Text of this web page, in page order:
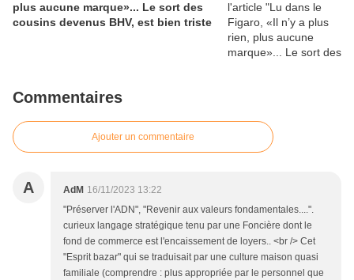
plus aucune marque»... Le sort des
cousins devenus BHV, est bien triste
Commentaires
Ajouter un commentaire
A AdM 16/11/2023 13:22
"Préserver l'ADN", "Revenir aux valeurs fondamentales....".
curieux langage stratégique tenu par une Foncière dont le
fond de commerce est l'encaissement de loyers.. <br /> Cet
"Esprit bazar" qui se traduisait par une culture maison quasi
familiale (comprendre : plus appropriée par le personnel que